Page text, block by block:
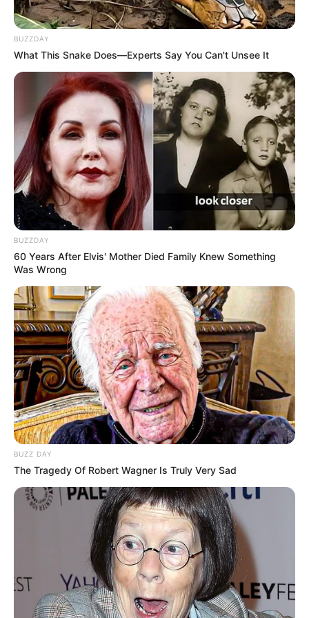
BUZZDAY
What This Snake Does—Experts Say You Can't Unsee It
BUZZDAY
60 Years After Elvis' Mother Died Family Knew Something
Was Wrong
BUZZ DAY
The Tragedy Of Robert Wagner Is Truly Very Sad